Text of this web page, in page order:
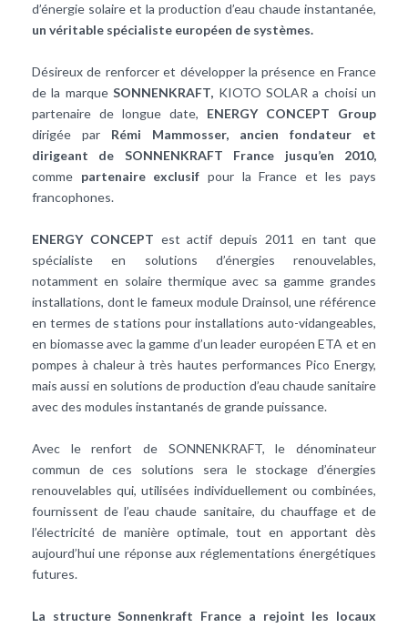
d’énergie solaire et la production d’eau chaude instantanée,
un véritable spécialiste européen de systèmes.
Désireux de renforcer et développer la présence en France
de la marqueSONNENKRAFT, KIOTO SOLAR a choisi un
partenaire de longue date, ENERGY CONCEPT Group
dirigée par Rémi Mammosser, ancien fondateur et
dirigeant de SONNENKRAFT France jusqu’en 2010,
comme partenaire exclusif pour la France et les pays
francophones.
ENERGY CONCEPT est actif depuis 2011 en tant que
spécialiste en solutions d’énergies renouvelables,
notamment en solaire thermique avec sa gamme grandes
installations, dont le fameux module Drainsol, une référence
en termes de stations pour installations auto-vidangeables,
en biomasse avec la gamme d’un leader européen ETA et en
pompes à chaleur à très hautes performances Pico Energy,
mais aussi en solutions de production d’eau chaude sanitaire
avec des modules instantanés de grande puissance.
Avec le renfort de SONNENKRAFT, le dénominateur
commun de ces solutions sera le stockage d’énergies
renouvelables qui, utilisées individuellement ou combinées,
fournissent de l’eau chaude sanitaire, du chauffage et de
l’électricité de manière optimale, tout en apportant dès
aujourd’hui une réponse aux réglementations énergétiques
futures.
La structure Sonnenkraft France a rejoint les locaux